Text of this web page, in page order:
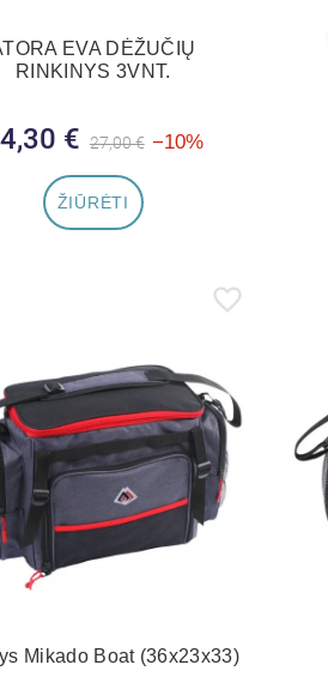
EVA DĖŽUČIŲ
RINKINYS 3VNT.
Bazinė kaina
27,00 € −10%
€
ŽIŪRĖTI
Mikado Boat (36x23x33)